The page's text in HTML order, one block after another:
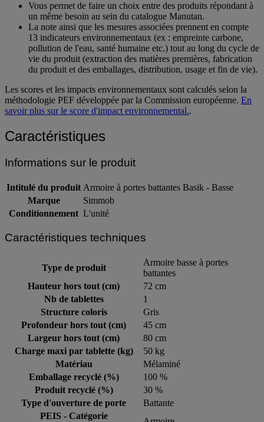
Vous permet de faire un choix entre des produits répondant à
un même besoin au sein du catalogue Manutan.
La note ainsi que les mesures associées prennent en compte
13 indicateurs environnementaux (ex : empreinte carbone,
pollution de l'eau, santé humaine etc.) tout au long du cycle de
vie du produit (extraction des matières premières, fabrication
du produit et des emballages, distribution, usage et fin de vie).
Les scores et les impacts environnementaux sont calculés selon la
méthodologie PEF développée par la Commission européenne. En
savoir plus sur le score d'impact environnemental..
Caractéristiques
Informations sur le produit
Intitulé du produit Armoire à portes battantes Basik - Basse
Marque
Simmob
Conditionnement L'unité
Caractéristiques techniques
Type de produit
Armoire basse à portes
battantes
Hauteur hors tout (cm)
72 cm
Nb de tablettes
1
Structure coloris
Gris
Profondeur hors tout (cm)
45 cm
Largeur hors tout (cm)
80 cm
Charge maxi par tablette (kg)
50 kg
Matériau
Mélaminé
Emballage recyclé (%)
100 %
Produit recyclé (%)
30 %
Type d'ouverture de porte
Battante
PEIS - Catégorie